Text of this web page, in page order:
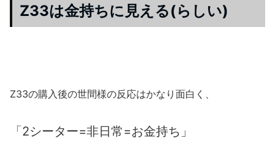
Z33は金持ちに見える(らしい)
Z33の購入後の世間様の反応はかなり面白く、
「2シーター=非日常=お金持ち」